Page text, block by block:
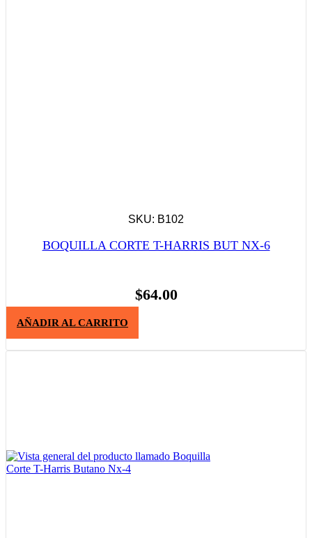
SKU: B102
BOQUILLA CORTE T-HARRIS BUT NX-6
$64.00
AÑADIR AL CARRITO